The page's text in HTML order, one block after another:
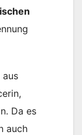
aus
Da es
auch